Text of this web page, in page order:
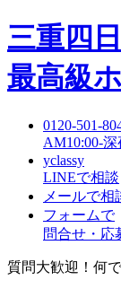
三重四
最高級
0120-501-
AM10:00-深
yclassy
LINEで相談
メールで相
フォームで
問合せ・応
質問大歓迎！何